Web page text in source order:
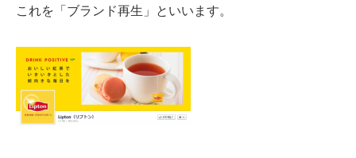
これを「ブランド再生」といいます。